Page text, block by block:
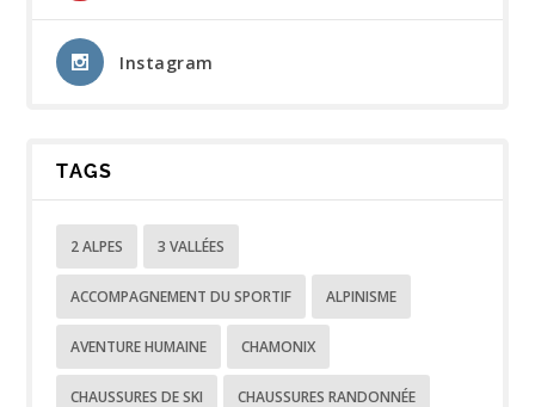
Instagram
TAGS
2 ALPES 3 VALLÉES
ACCOMPAGNEMENT DU SPORTIF ALPINISME
AVENTURE HUMAINE CHAMONIX
CHAUSSURES DE SKI CHAUSSURES RANDONNÉE